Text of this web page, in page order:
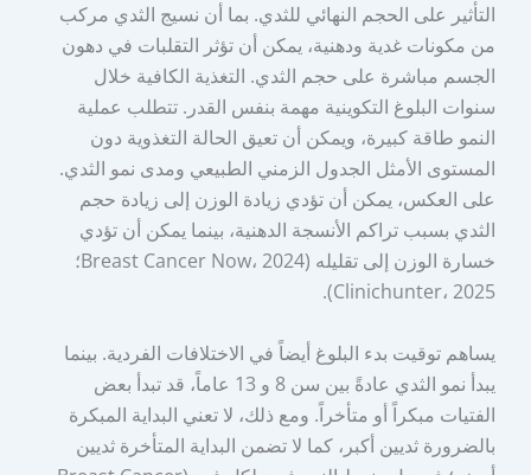
التأثير على الحجم النهائي للثدي. بما أن نسيج الثدي مركب
من مكونات غدية ودهنية، يمكن أن تؤثر التقلبات في دهون
الجسم مباشرة على حجم الثدي. التغذية الكافية خلال
سنوات البلوغ التكوينية مهمة بنفس القدر. تتطلب عملية
النمو طاقة كبيرة، ويمكن أن تعيق الحالة التغذوية دون
المستوى الأمثل الجدول الزمني الطبيعي ومدى نمو الثدي.
على العكس، يمكن أن تؤدي زيادة الوزن إلى زيادة حجم
الثدي بسبب تراكم الأنسجة الدهنية، بينما يمكن أن تؤدي
خسارة الوزن إلى تقليله (Breast Cancer Now، 2024؛
Clinichunter، 2025).
يساهم توقيت بدء البلوغ أيضاً في الاختلافات الفردية. بينما
يبدأ نمو الثدي عادةً بين سن 8 و 13 عاماً، قد تبدأ بعض
الفتيات مبكراً أو متأخراً. ومع ذلك، لا تعني البداية المبكرة
بالضرورة ثديين أكبر، كما لا تضمن البداية المتأخرة ثديين